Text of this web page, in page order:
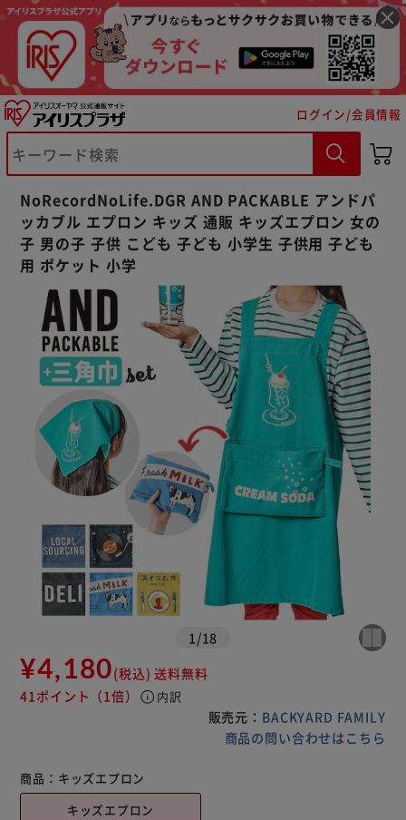
ログイン/会員情報
NoRecordNoLife.DGR AND PACKABLE アンドパ
ッカブル エプロン キッズ 通販 キッズエプロン 女の
子 男の子 子供 こども 子ども 小学生 子供用 子ども
用 ポケット 小学
1 /18
¥4,180(税込) 送料無料
41ポイント （1倍） info 内訳
販売元： BACKYARD FAMILY
商品の問い合わせはこちら
商品： キッズエプロン
キッズエプロン
※ご確認ください
カートに入れる 購入手続きへ